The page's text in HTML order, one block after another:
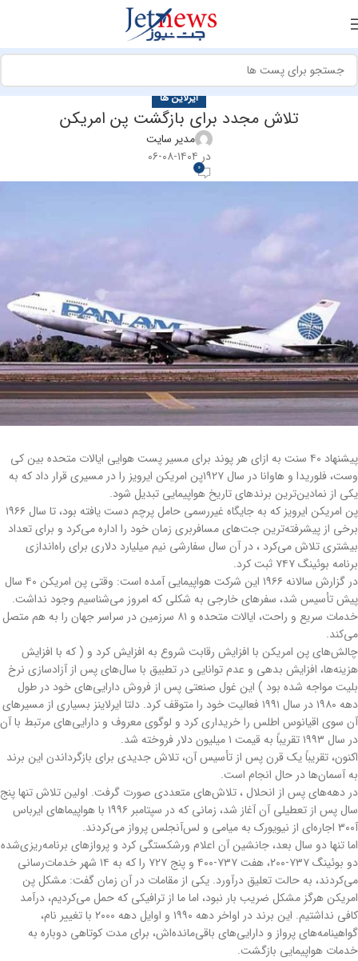
ایرلاین ها
تلاش مجدد برای بازگشت پن امریکن
مدیر سایت
در ۱۴۰۴-۰۸-۰۶
0
پیشنهاد ۴۰ سنت به ازای هر پوند برای مسیر پست هوایی ایالات متحده بین کی
وست، فلوریدا و هاوانا در سال ۱۹۲۷پن امریکن ایرویز را در مسیری قرار داد که به
یکی از نمادین‌ترین برندهای تاریخ هواپیمایی تبدیل شود.
پن امریکن ایرویز که به جایگاه غیررسمی حامل پرچم دست یافته بود، تا سال ۱۹۶۶
برخی از پیشرفته‌ترین جت‌های مسافربری زمان خود را اداره می‌کرد و برای تعداد
بیشتری تلاش می‌کرد ، در آن سال سفارشی نیم میلیارد دلاری برای راه‌اندازی
برنامه بوئینگ ۷۴۷ ثبت کرد.
در گزارش سالانه ۱۹۶۶ این شرکت هواپیمایی آمده است: وقتی پن امریکن ۴۰ سال
پیش تأسیس شد، سفرهای خارجی به شکلی که امروز می‌شناسیم وجود نداشت.
خدمات سریع و راحت، ایالات متحده و ۸۱ سرزمین در سراسر جهان را به هم متصل
می‌کند.
چالش‌های پن امریکن با افزایش رقابت شروع به افزایش کرد و ( که با افزایش
هزینه‌ها، افزایش بدهی و عدم توانایی در تطبیق با سال‌های پس از آزادسازی نرخ
بلیت مواجه شده بود ) این غول صنعتی پس از فروش دارایی‌های خود در طول
دهه ۱۹۸۰ در سال ۱۹۹۱ فعالیت خود را متوقف کرد. دلتا ایرلاینز بسیاری از مسیرهای
آن سوی اقیانوس اطلس را خریداری کرد و لوگوی معروف و دارایی‌های مرتبط با آن
در سال ۱۹۹۳ تقریباً به قیمت ۱ میلیون دلار فروخته شد.
اکنون، تقریباً یک قرن پس از تأسیس آن، تلاش جدیدی برای بازگرداندن این برند
به آسمان‌ها در حال انجام است.
در دهه‌های پس از انحلال ، تلاش‌های متعددی صورت گرفت. اولین تلاش تنها پنج
سال پس از تعطیلی آن آغاز شد، زمانی که در سپتامبر ۱۹۹۶ با هواپیماهای ایرباس
آ۳۰۰ اجاره‌ای از نیویورک به میامی و لس‌آنجلس پرواز می‌کردند.
اما تنها دو سال بعد، جانشین آن اعلام ورشکستگی کرد و پروازهای برنامه‌ریزی‌شده
دو بوئینگ ۷۳۷-۲۰۰، هفت ۷۳۷-۴۰۰ و پنج ۷۲۷ را که به ۱۴ شهر خدمات‌رسانی
می‌کردند، به حالت تعلیق درآورد. یکی از مقامات در آن زمان گفت: مشکل پن
امریکن هرگز مشکل ضریب بار نبود، اما ما از ترافیکی که حمل می‌کردیم، درآمد
کافی نداشتیم. این برند در اواخر دهه ۱۹۹۰ و اوایل دهه ۲۰۰۰ با تغییر نام،
گواهینامه‌های پرواز و دارایی‌های باقی‌مانده‌اش، برای مدت کوتاهی دوباره به
خدمات هواپیمایی بازگشت.